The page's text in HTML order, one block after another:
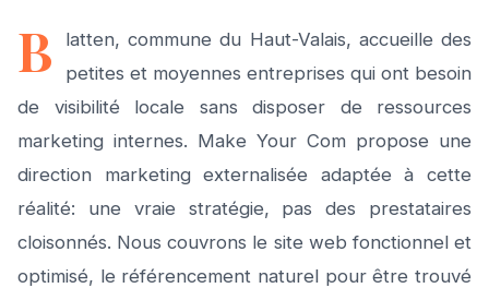
B
latten, commune du Haut-Valais, accueille des
petites et moyennes entreprises qui ont besoin
de visibilité locale sans disposer de ressources
marketing internes. Make Your Com propose une
direction marketing externalisée adaptée à cette
réalité: une vraie stratégie, pas des prestataires
cloisonnés. Nous couvrons le site web fonctionnel et
optimisé, le référencement naturel pour être trouvé